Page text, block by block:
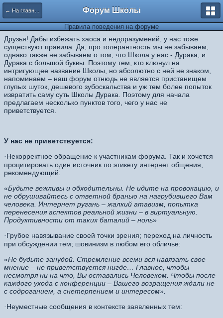
← На главную страницу Форум Школы
Правила поведения на форуме
Друзья! Дабы избежать хаоса и недоразумений, у нас тоже
существуют правила. Да, про толерантность мы не забываем,
однако также не забываем о том, что Школа у нас - Дурака, и
Дурака с большой буквы. Поэтому тем, кто клюнул на
интригующее название Школы, но абсолютно с ней не знаком,
напоминаем – наш форум отнюдь не является пристанищем
глупых шуток, дешевого зубоскальства и уж тем более попыток
извратить саму суть Школы Дурака. Поэтому для начала
предлагаем несколько пунктов того, чего у нас не
приветствуется.
У нас не приветствуется:
· Некорректное обращение к участникам форума. Так и хочется
процитировать один источник по этикету интернет общения,
рекомендующий:
«Будьте вежливы и обходительны. Не идите на провокацию, и
не обрушивайтесь с ответной бранью на нагрубившего Вам
человека. Интернет ругань – жалкий атавизм, попытка
перенесения аспектов реальной жизни – в виртуальную.
Продуктивности от таких баталий – ноль»
· Грубое навязывание своей точки зрения; переход на личность
при обсуждении тем; шовинизм в любом его обличье:
«Не будьте занудой. Стремление всеми вся навязать свое
мнение – не приветствуется нигде… Главное, чтобы
несмотря ни на что, Вы оставались Человеком. Чтобы после
каждого ухода с конференции – Вашего возращения ждали не
с содроганием, а снетерпением и интересом».
· Неуместные сообщения в контексте заявленных тем: